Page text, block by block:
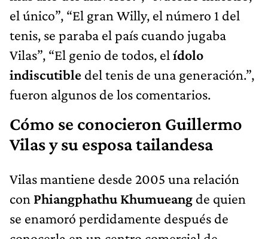
el único”, “El gran Willy, el número 1 del
tenis, se paraba el país cuando jugaba
Vilas”, “El genio de todos, el ídolo
indiscutible del tenis de una generación.”,
fueron algunos de los comentarios.
Cómo se conocieron Guillermo
Vilas y su esposa tailandesa
Vilas mantiene desde 2005 una relación
con Phiangphathu Khumueang de quien
se enamoró perdidamente después de